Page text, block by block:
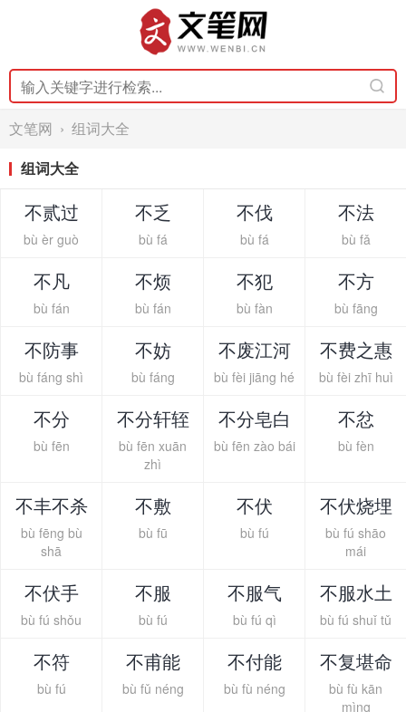
文笔网 › 组词大全
组词大全
不贰过
bù èr guò
不乏
bù fá
不伐
bù fá
不法
bù fǎ
不凡
bù fán
不烦
bù fán
不犯
bù fàn
不方
bù fāng
不防事
bù fáng shì
不妨
bù fáng
不废江河
bù fèi jiāng hé
不费之惠
bù fèi zhī huì
不分
bù fēn
不分轩轾
bù fēn xuān
zhì
不分皂白
bù fēn zào bái
不忿
bù fèn
不丰不杀
bù fēng bù
shā
不敷
bù fū
不伏
bù fú
不伏烧埋
bù fú shāo
mái
不伏手
bù fú shǒu
不服
bù fú
不服气
bù fú qì
不服水土
bù fú shuǐ tǔ
不符
bù fú
不甫能
bù fǔ néng
不付能
bù fù néng
不复堪命
bù fù kān
mìng